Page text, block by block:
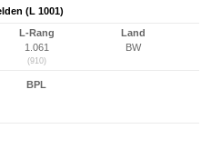
(L 1001)
L-Rang
1.061
(910)
Land
BW
BPL